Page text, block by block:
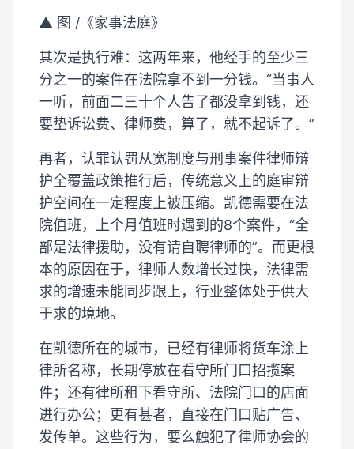
▲ 图 /《家事法庭》
其次是执行难：这两年来，他经手的至少三
分之一的案件在法院拿不到一分钱。“当事人
一听，前面二三十个人告了都没拿到钱，还
要垫诉讼费、律师费，算了，就不起诉了。”
再者，认罪认罚从宽制度与刑事案件律师辩
护全覆盖政策推行后，传统意义上的庭审辩
护空间在一定程度上被压缩。凯德需要在法
院值班，上个月值班时遇到的8个案件，“全
部是法律援助，没有请自聘律师的”。而更根
本的原因在于，律师人数增长过快，法律需
求的增速未能同步跟上，行业整体处于供大
于求的境地。
在凯德所在的城市，已经有律师将货车涂上
律所名称，长期停放在看守所门口招揽案
件；还有律所租下看守所、法院门口的店面
进行办公；更有甚者，直接在门口贴广告、
发传单。这些行为，要么触犯了律师协会的